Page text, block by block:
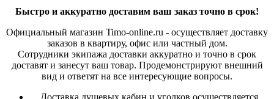
Быстро и аккуратно доставим ваш заказ точно в срок!
Официальный магазин Timo-online.ru - осуществляет доставку
заказов в квартиру, офис или частный дом.
Сотрудники экипажа доставки аккуратно и точно в срок
доставят и занесут ваш товар. Продемонстрируют внешний
вид и ответят на все интересующие вопросы.
Доставка душевых кабин и уголков осуществляется